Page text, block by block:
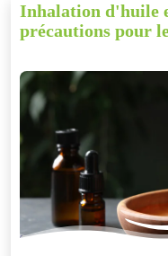
Inhalation d'huile
précautions pour